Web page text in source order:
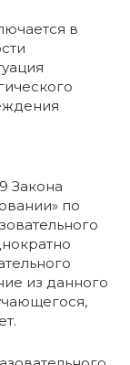
в
Закона
по
из данного